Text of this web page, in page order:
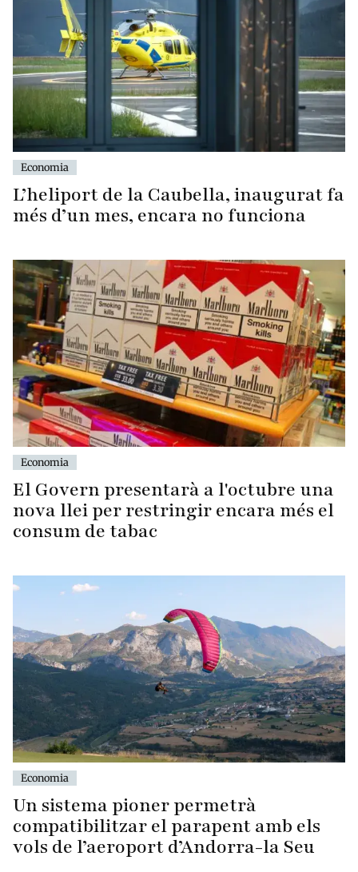
Economia
L’heliport de la Caubella, inaugurat fa
més d’un mes, encara no funciona
Economia
El Govern presentarà a l'octubre una
nova llei per restringir encara més el
consum de tabac
Economia
Un sistema pioner permetrà
compatibilitzar el parapent amb els
vols de l’aeroport d’Andorra-la Seu